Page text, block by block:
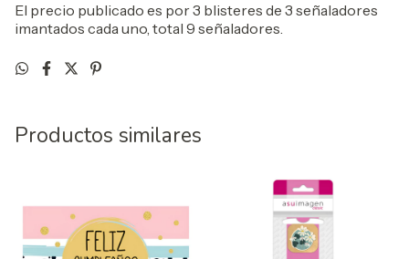
El precio publicado es por 3 blisteres de 3 señaladores
imantados cada uno, total 9 señaladores.
Productos similares